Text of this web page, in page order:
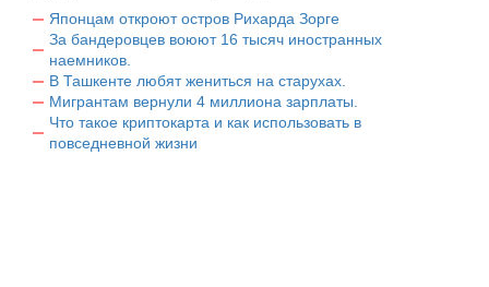
Японцам откроют остров Рихарда Зорге
За бандеровцев воюют 16 тысяч иностранных
наемников.
В Ташкенте любят жениться на старухах.
Мигрантам вернули 4 миллиона зарплаты.
Что такое криптокарта и как использовать в
повседневной жизни